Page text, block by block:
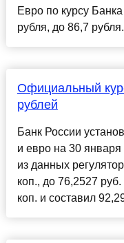
Евро по курсу
рубля, до 86,7
Официальный
рублей
Банк России
и евро на 30
из данных
коп., до 76,2527
коп. и составил